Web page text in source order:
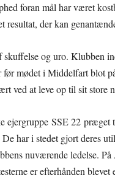
foran mål har været
resultat, der kan
og uro. Klubben
mødet i Middelfart blot
ved at leve op til sit store
ejergruppe SSE 22
har i stedet gjort deres
nuværende ledelse.
er efterhånden